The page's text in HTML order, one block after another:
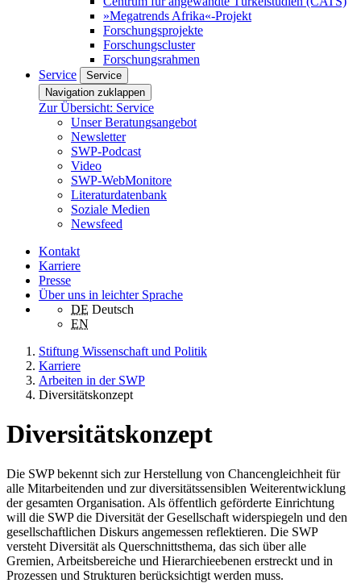
»Megatrends Afrika«-Projekt
Forschungsprojekte
Forschungscluster
Forschungsrahmen
Service
Service
Navigation zuklappen
Zur Übersicht: Service
Unser Beratungsangebot
Newsletter
SWP-Podcast
Video
SWP-WebMonitore
Literaturdatenbank
Soziale Medien
Newsfeed
Kontakt
Karriere
Presse
Über uns in leichter Sprache
DE Deutsch
EN
Stiftung Wissenschaft und Politik
Karriere
Arbeiten in der SWP
Diversitätskonzept
Diversitätskonzept
Die SWP bekennt sich zur Herstellung von Chancengleichheit für
alle Mitarbeitenden und zur diversitätssensiblen Weiterentwicklung
der gesamten Organisation. Als öffentlich geförderte Einrichtung
will die SWP die Diversität der Gesellschaft widerspiegeln und den
gesellschaftlichen Diskurs angemessen reflektieren. Die SWP
versteht Diversität als Querschnittsthema, das sich über alle
Gremien, Arbeitsbereiche und Hierarchieebenen erstreckt und in
Prozessen und Strukturen berücksichtigt werden muss.